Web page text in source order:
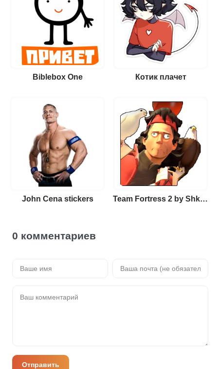
Biblebox One Котик плачет
John Cena stickers Team Fortress 2 by Shkom
0 комментариев
Отправить